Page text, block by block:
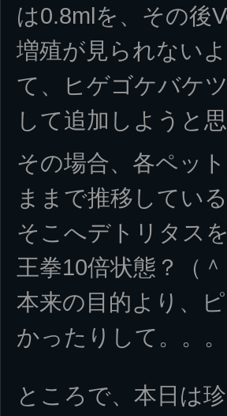
は0.8mlを、その後
増殖が見られない
て、ヒゲゴケバケ
して追加しようと思
その場合、各ペッ
ままで推移してい
そこへデトリタス
王拳10倍状態？（＾
本来の目的より、
かったりして。。。
ところで、本日は